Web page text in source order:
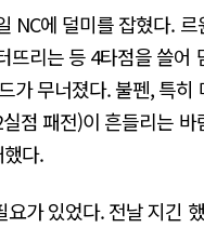
NC에 덜미를 잡혔다.
뜨리는 등 4타점을 쓸어
가 무너졌다. 불펜, 특히
점 패전)이 흔들리는 바
다.
요가 있었다. 전날 지긴